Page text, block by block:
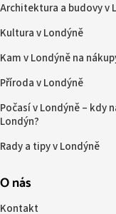
Architektura a budovy v
Kultura v Londýně
Kam v Londýně na
Příroda v Londýně
Počasí v Londýně – kdy
Londýn?
Rady a tipy v Londýně
O nás
Kontakt